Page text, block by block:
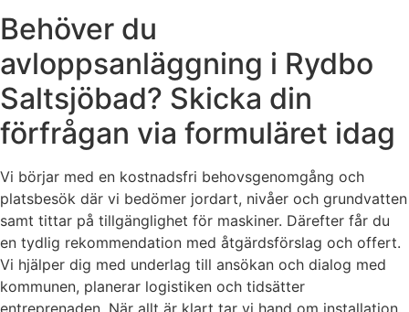
Behöver du
avloppsanläggning i Rydbo
Saltsjöbad? Skicka din
förfrågan via formuläret idag
Vi börjar med en kostnadsfri behovsgenomgång och
platsbesök där vi bedömer jordart, nivåer och grundvatten
samt tittar på tillgänglighet för maskiner. Därefter får du
en tydlig rekommendation med åtgärdsförslag och offert.
Vi hjälper dig med underlag till ansökan och dialog med
kommunen, planerar logistiken och tidsätter